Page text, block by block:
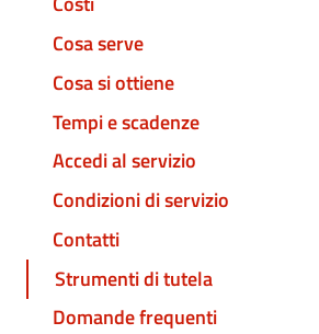
Cosa serve
Cosa si ottiene
Tempi e scadenze
Accedi al servizio
Condizioni di servizio
Contatti
Strumenti di tutela
Domande frequenti